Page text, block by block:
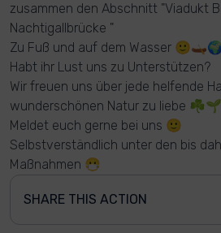
zusammen den Abschnitt "Viadukt
Nachtigallbrücke "
Zu Fuß und auf dem Wasser
Habt ihr Lust uns zu Unterstützen?
Wir freuen uns über jede helfende
wunderschönen Natur zu liebe
Meldet euch gerne bei uns 🙂
Selbstverständlich unter den bis
Maßnahmen 😷
SHARE THIS ACTION